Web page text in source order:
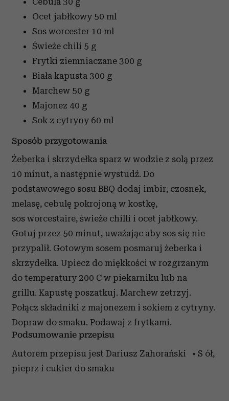
Ocet jabłkowy 50 ml
Sos worcester 10 ml
Świeże chili 5 g
Frytki ziemniaczane 300 g
Biała kapusta 300 g
Marchew 50 g
Majonez 40 g
Sok z cytryny 60 ml
Sposób przygotowania
Żeberka i skrzydełka sparz w wodzie z solą przez
10 minut, a następnie wystudź. Do
podstawowego sosu BBQ dodaj imbir, czosnek,
melasę, cebulę pokrojoną w kostkę,
sos worcestaire, świeże chilli i ocet jabłkowy.
Gotuj przez 50 minut, uważając aby sos się nie
przypalił. Gotowym sosem posmaruj żeberka i
skrzydełka. Upiecz do miękkości w rozgrzanym
do temperatury 200 C w piekarniku lub na
grillu. Kapustę poszatkuj. Marchew zetrzyj.
Połącz składniki z majonezem i sokiem z cytryny.
Dopraw do smaku. Podawaj z frytkami.
Podsumowanie przepisu
Autorem przepisu jest Dariusz Zahorański • S ół,
pieprz i cukier do smaku